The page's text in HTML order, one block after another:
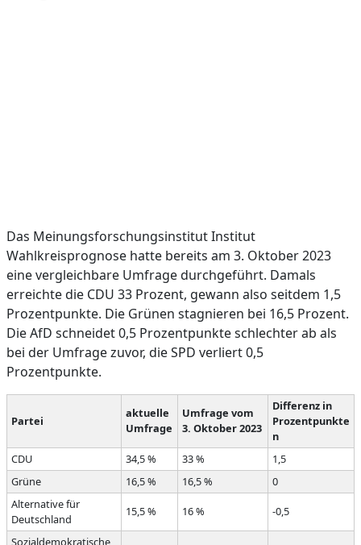
Das Meinungsforschungsinstitut Institut
Wahlkreisprognose hatte bereits am 3. Oktober 2023
eine vergleichbare Umfrage durchgeführt. Damals
erreichte die CDU 33 Prozent, gewann also seitdem 1,5
Prozentpunkte. Die Grünen stagnieren bei 16,5 Prozent.
Die AfD schneidet 0,5 Prozentpunkte schlechter ab als
bei der Umfrage zuvor, die SPD verliert 0,5
Prozentpunkte.
Partei
aktuelle
Umfrage
Umfrage vom
3. Oktober 2023
Differenz in
Prozentpunkte
n
CDU
34,5 % 33 %
1,5
Grüne
16,5 % 16,5 %
0
Alternative für
Deutschland
15,5 % 16 % -0,5
Sozialdemokratische